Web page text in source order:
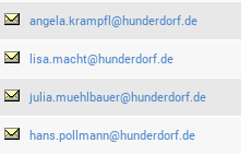
angela.krampfl@hunderdorf.de
lisa.macht@hunderdorf.de
julia.muehlbauer@hunderdorf.de
hans.pollmann@hunderdorf.de